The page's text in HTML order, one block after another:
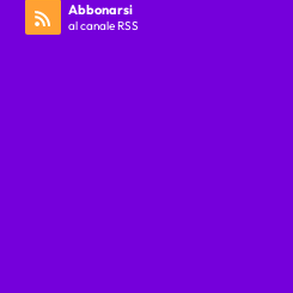
Abbonarsi
al canale RSS